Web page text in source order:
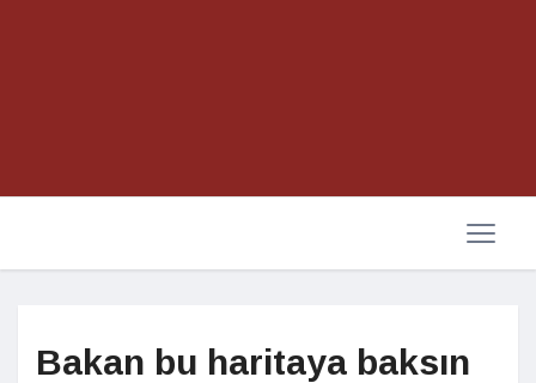
Bakan bu haritaya baksın